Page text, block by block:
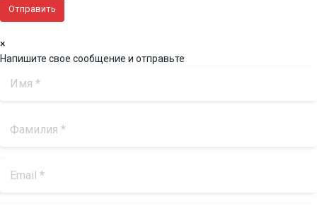
×
Напишите свое сообщение и отправьте